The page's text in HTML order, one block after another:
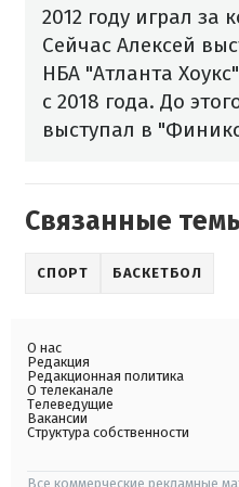
2012 году играл за
Сейчас Алексей
НБА "Атланта
с 2018 года. До
выступал в
Связанные
СПОРТ БАСКЕТБОЛ
О нас
Редакция
Редакционная политика
О телеканале
Телеведущие
Вакансии
Структура собственности
Все коммерческие рекламные